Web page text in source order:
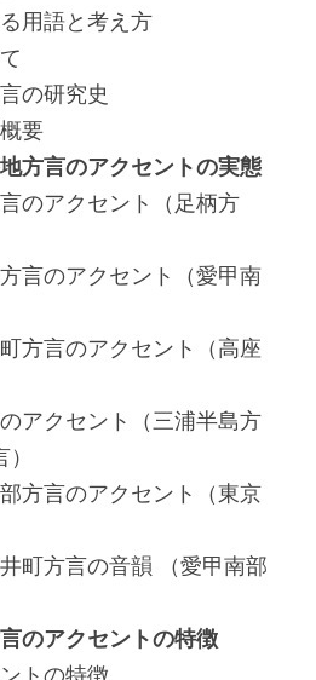
用語と考え方
の研究史
要
方言のアクセントの実態
のアクセント（足柄方
言のアクセント（愛甲南
方言のアクセント（高座
アクセント（三浦半島方
方言のアクセント（東京
町方言の音韻 （愛甲南部
のアクセントの特徴